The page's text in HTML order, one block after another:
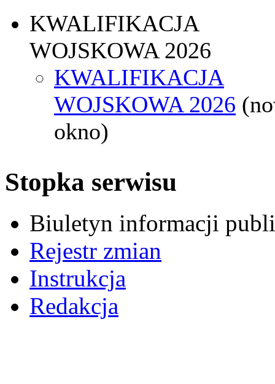
KWALIFIKACJA
WOJSKOWA 2026
KWALIFIKACJA
WOJSKOWA 2026
okno)
Stopka serwisu
Biuletyn informacji
Rejestr zmian
Instrukcja
Redakcja